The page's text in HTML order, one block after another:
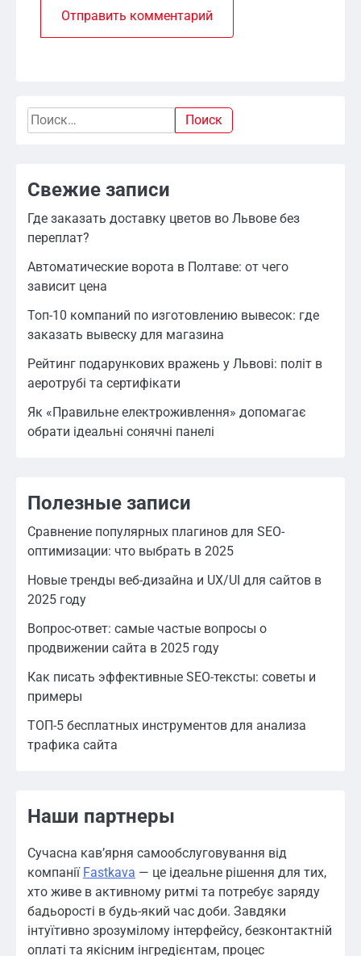
Найти:
Свежие записи
Где заказать доставку цветов во Львове без
переплат?
Автоматические ворота в Полтаве: от чего
зависит цена
Топ-10 компаний по изготовлению вывесок: где
заказать вывеску для магазина
Рейтинг подарункових вражень у Львові: політ в
аеротрубі та сертифікати
Як «Правильне електроживлення» допомагає
обрати ідеальні сонячні панелі
Полезные записи
Сравнение популярных плагинов для SEO-
оптимизации: что выбрать в 2025
Новые тренды веб-дизайна и UX/UI для сайтов в
2025 году
Вопрос-ответ: самые частые вопросы о
продвижении сайта в 2025 году
Как писать эффективные SEO-тексты: советы и
примеры
ТОП-5 бесплатных инструментов для анализа
трафика сайта
Наши партнеры
Сучасна кав’ярня самообслуговування від
компанії Fastkava — це ідеальне рішення для тих,
хто живе в активному ритмі та потребує заряду
бадьорості в будь-який час доби. Завдяки
інтуїтивно зрозумілому інтерфейсу, безконтактній
оплаті та якісним інгредієнтам, процес